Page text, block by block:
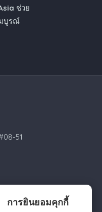
การยินยอมคุกกี้
ช่วย
บูรณ์
51